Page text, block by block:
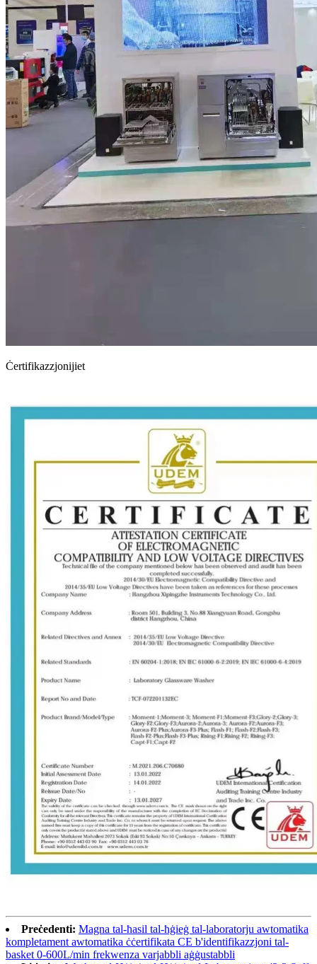
Ċertifikazzjonijiet
Preċedenti: Magna tal-ħasil tal-ħġieġ tal-laboratorju awtomatika
kompletament awtomatika ċċertifikata CE b'identifikazzjoni tal-
basket 0-600L/min frekwenza varjabbli aġġustabbli